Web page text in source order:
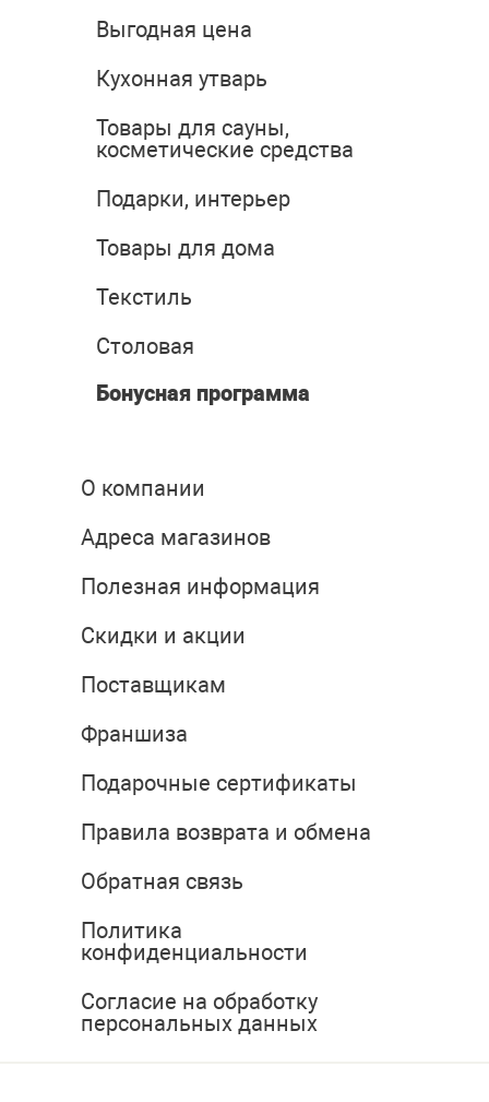
Выгодная цена
Кухонная утварь
Товары для сауны,
косметические средства
Подарки, интерьер
Товары для дома
Текстиль
Столовая
Бонусная программа
О компании
Адреса магазинов
Полезная информация
Скидки и акции
Поставщикам
Франшиза
Подарочные сертификаты
Правила возврата и обмена
Обратная связь
Политика
конфиденциальности
Согласие на обработку
персональных данных